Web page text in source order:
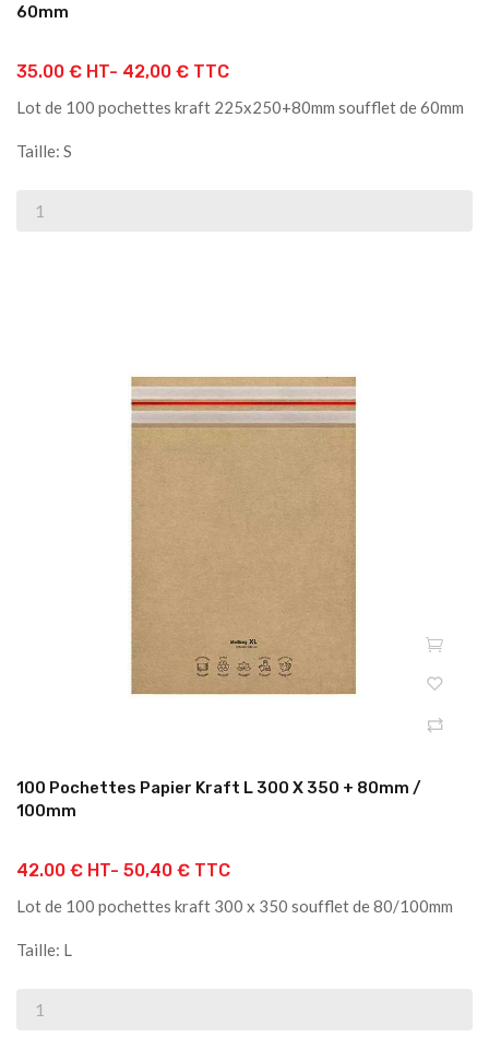
60mm
35.00 € HT- 42,00 € TTC
Lot de 100 pochettes kraft 225x250+80mm soufflet de 60mm
Taille: S
100 Pochettes Papier Kraft L 300 X 350 + 80mm /
100mm
42.00 € HT- 50,40 € TTC
Lot de 100 pochettes kraft 300 x 350 soufflet de 80/100mm
Taille: L